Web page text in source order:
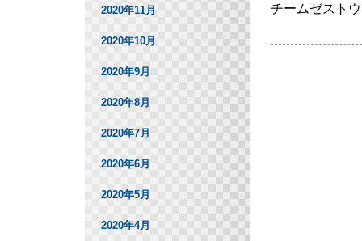
チームゼスト
2020年11月
2020年10月
2020年9月
2020年8月
2020年7月
2020年6月
2020年5月
2020年4月